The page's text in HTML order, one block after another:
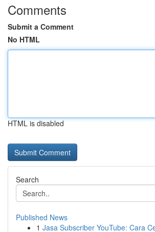
Comments
Submit a Comment
No HTML
HTML is disabled
Search
Published News
1 Jasa Subscriber YouTube: Cara